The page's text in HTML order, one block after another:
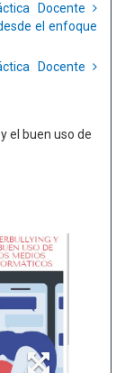
Docente
el enfoque
Docente
el buen uso de